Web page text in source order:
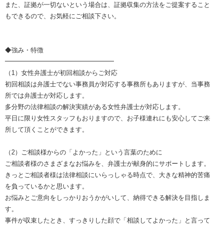
また、証拠が一切ないという場合は、証拠収集の方法をご提案すること
もできるので、お気軽にご相談下さい。
◆強み・特徴
━━━━━━━━━━━━━━━━━
（1）女性弁護士が初回相談からご対応
初回相談は弁護士でない事務員が対応する事務所もありますが、当事務
所では弁護士が対応します。
多分野の法律相談の解決実績がある女性弁護士が対応します。
平日に限り女性スタッフもおりますので、お子様連れにも安心してご来
所して頂くことができます。
（2）ご相談様からの「よかった」という言葉のために
ご相談者様のさまざまなお悩みを、弁護士が献身的にサポートします。
きっとご相談者様は法律相談にいらっしゃる時点で、大きな精神的苦痛
を負っているかと思います。
お悩みとご意向をしっかりおうかがいして、納得できる解決を目指しま
す。
事件が収束したとき、すっきりした顔で「相談してよかった」と言って